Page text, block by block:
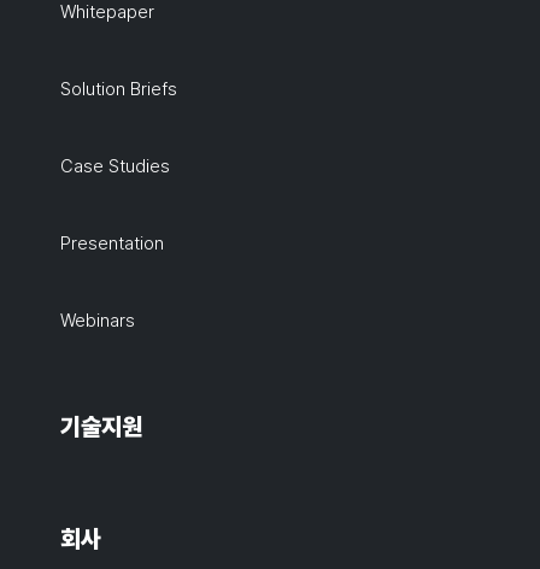
Whitepaper
Solution Briefs
Case Studies
Presentation
Webinars
기술지원
회사